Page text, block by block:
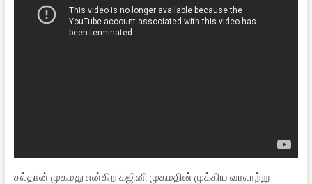
சுல்தான் முகமது என்கிற கஜினி முகமதின் முக்கிய வரலாற்று